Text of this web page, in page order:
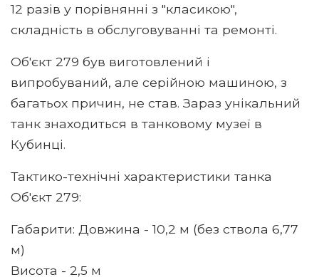
12 разів у порівнянні з "класикою",
складність в обслуговуванні та ремонті.
Об'єкт 279 був виготовлений і
випробуваний, але серійною машиною, з
багатьох причин, не став. Зараз унікальний
танк знаходиться в танковому музеї в
Кубинці.
Тактико-технічні характеристики танка
Об'єкт 279:
Габарити: Довжина - 10,2 м (без ствола 6,77
м)
Висота - 2,5 м